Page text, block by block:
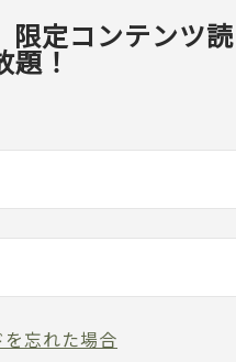
限定コンテンツ読
題！
忘れた場合